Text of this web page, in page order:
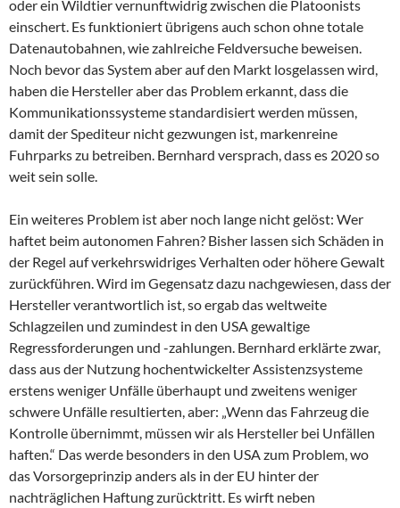
oder ein Wildtier vernunftwidrig zwischen die Platoonists
einschert. Es funktioniert übrigens auch schon ohne totale
Datenautobahnen, wie zahlreiche Feldversuche beweisen.
Noch bevor das System aber auf den Markt losgelassen wird,
haben die Hersteller aber das Problem erkannt, dass die
Kommunikationssysteme standardisiert werden müssen,
damit der Spediteur nicht gezwungen ist, markenreine
Fuhrparks zu betreiben. Bernhard versprach, dass es 2020 so
weit sein solle.
Ein weiteres Problem ist aber noch lange nicht gelöst: Wer
haftet beim autonomen Fahren? Bisher lassen sich Schäden in
der Regel auf verkehrswidriges Verhalten oder höhere Gewalt
zurückführen. Wird im Gegensatz dazu nachgewiesen, dass der
Hersteller verantwortlich ist, so ergab das weltweite
Schlagzeilen und zumindest in den USA gewaltige
Regressforderungen und -zahlungen. Bernhard erklärte zwar,
dass aus der Nutzung hochentwickelter Assistenzsysteme
erstens weniger Unfälle überhaupt und zweitens weniger
schwere Unfälle resultierten, aber: „Wenn das Fahrzeug die
Kontrolle übernimmt, müssen wir als Hersteller bei Unfällen
haften.“ Das werde besonders in den USA zum Problem, wo
das Vorsorgeprinzip anders als in der EU hinter der
nachträglichen Haftung zurücktritt. Es wirft neben